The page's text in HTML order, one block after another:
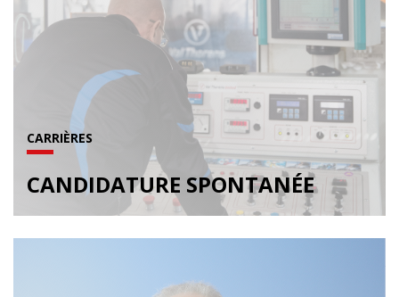
CARRIÈRES
CANDIDATURE SPONTANÉE